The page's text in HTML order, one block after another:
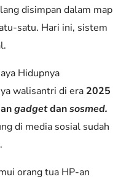
disimpan dalam map
satu. Hari ini, sistem
Hidupnya
walisantri di era 2025
gadgetdansosmed.
di media sosial sudah
orang tua HP-an